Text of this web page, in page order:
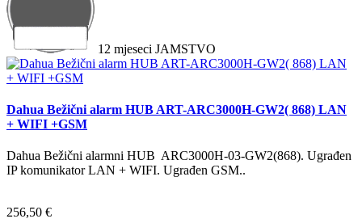
12 mjeseci JAMSTVO
Dahua Bežični alarm HUB ART-ARC3000H-GW2( 868) LAN
+ WIFI +GSM
Dahua Bežični alarmni HUB ARC3000H-03-GW2(868). Ugrađen
IP komunikator LAN + WIFI. Ugrađen GSM..
256,50 €